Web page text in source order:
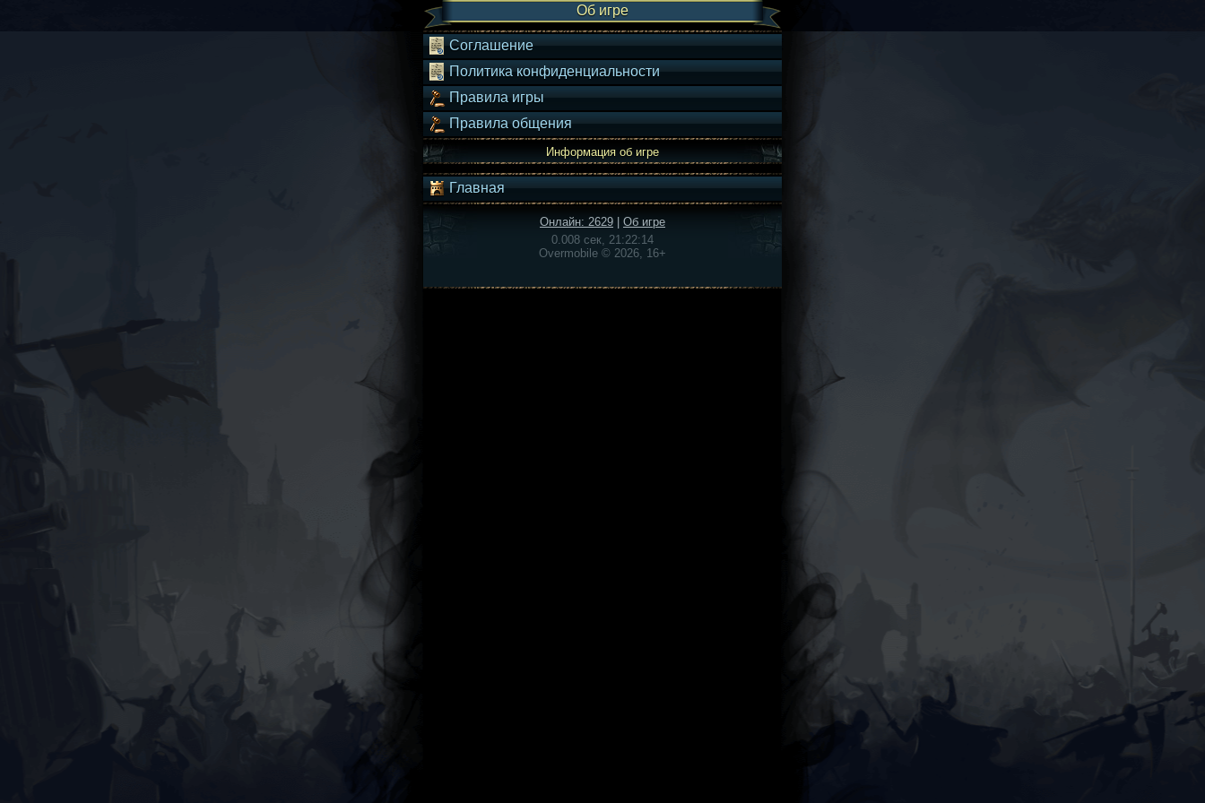
Об игре
Соглашение
Политика конфиденциальности
Правила игры
Правила общения
Информация об игре
Главная
Онлайн: 2629
Об игре
0.008 сек, 21:22:14
Overmobile © 2026, 16+